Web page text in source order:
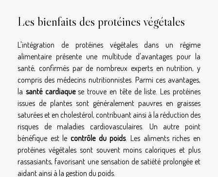
Les bienfaits des protéines végétales
L'intégration de protéines végétales dans un régime
alimentaire présente une multitude d'avantages pour la
santé, confirmés par de nombreux experts en nutrition, y
compris des médecins nutritionnistes. Parmi ces avantages,
la santé cardiaquese trouve en tête de liste. Les protéines
issues de plantes sont généralement pauvres en graisses
saturées et en cholestérol, contribuant ainsi à la réduction des
risques de maladies cardiovasculaires. Un autre point
bénéfique est le contrôle du poids. Les aliments riches en
protéines végétales sont souvent moins caloriques et plus
rassasiants, favorisant une sensation de satiété prolongée et
aidant ainsi à la gestion du poids.